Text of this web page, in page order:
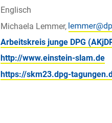
Englisch
Michaela Lemmer,
Arbeitskreis junge DPG
http://www.einstein-slam.de
https://skm23.dpg-